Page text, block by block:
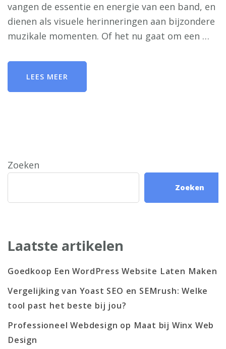
vangen de essentie en energie van een band, en
dienen als visuele herinneringen aan bijzondere
muzikale momenten. Of het nu gaat om een …
LEES MEER
Zoeken
Zoeken
Laatste artikelen
Goedkoop Een WordPress Website Laten Maken
Vergelijking van Yoast SEO en SEMrush: Welke
tool past het beste bij jou?
Professioneel Webdesign op Maat bij Winx Web
Design